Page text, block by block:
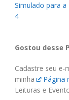
Simulado para
4
Gostou desse
Cadastre seu e-
minha
Página
Leituras e